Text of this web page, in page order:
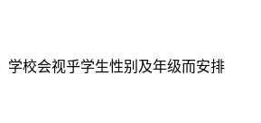
学校会视乎学生性别及年级而安排